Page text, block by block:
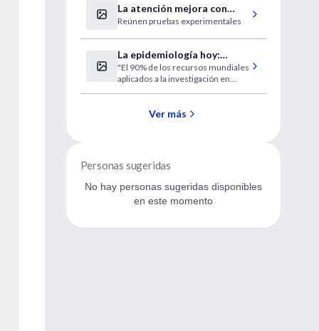
La atención mejora con
meditación
Reúnen pruebas experimentales
La epidemiología hoy:
entrevista a la Dra. Zulma
Ortiz.
"El 90% de los recursos mundiales
aplicados a la investigación en
Ver más
Personas sugeridas
No hay personas sugeridas disponibles
en este momento